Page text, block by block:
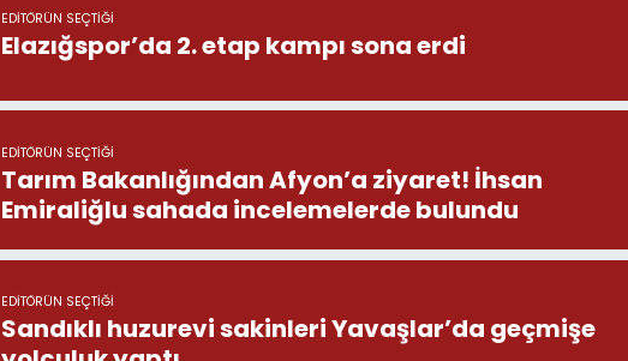
EDITÖRÜN SEÇTIĞI
Elazığspor’da 2. etap kampı sona erdi
EDITÖRÜN SEÇTIĞI
Tarım Bakanlığından Afyon’a ziyaret! İhsan
Emiraliğlu sahada incelemelerde bulundu
EDITÖRÜN SEÇTIĞI
Sandıklı huzurevi sakinleri Yavaşlar’da geçmişe